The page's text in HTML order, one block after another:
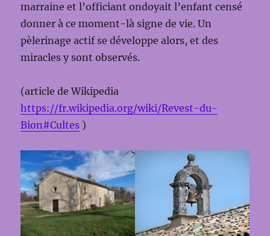
marraine et l’officiant ondoyait l’enfant censé
donner à ce moment-là signe de vie. Un
pèlerinage actif se développe alors, et des
miracles y sont observés.
(article de Wikipedia
https://fr.wikipedia.org/wiki/Revest-du-
Bion#Cultes )